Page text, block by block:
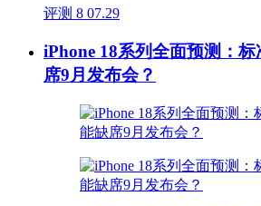
评测 8 07.29
iPhone 18系列全面预测：
席9月发布会？